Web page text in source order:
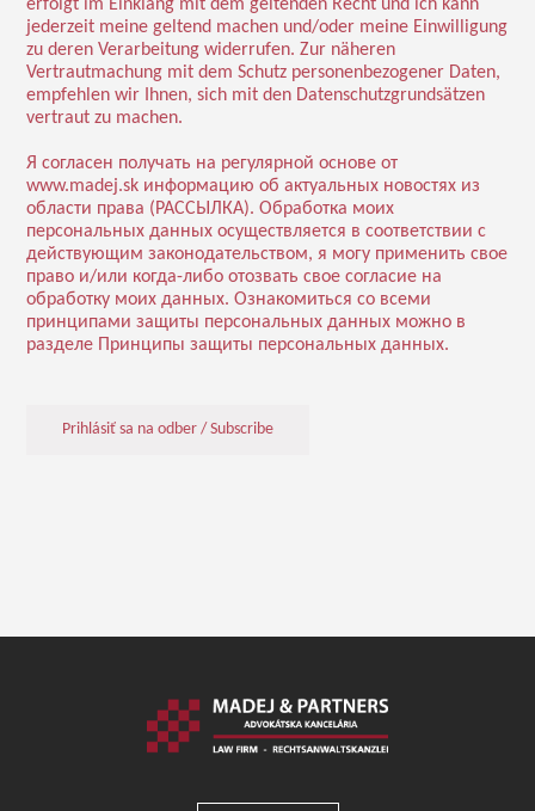
erfolgt im Einklang mit dem geltenden Recht und ich kann
jederzeit meine geltend machen und/oder meine Einwilligung
zu deren Verarbeitung widerrufen. Zur näheren
Vertrautmachung mit dem Schutz personenbezogener Daten,
empfehlen wir Ihnen, sich mit den Datenschutzgrundsätzen
vertraut zu machen.
Я согласен получать на регулярной основе от
www.madej.sk информацию об актуальных новостях из
области права (РАССЫЛКА). Обработка моих
персональных данных осуществляется в соответствии с
действующим законодательством, я могу применить свое
право и/или когда-либо отозвать свое согласие на
обработку моих данных. Ознакомиться со всеми
принципами защиты персональных данных можно в
разделе Принципы защиты персональных данных.